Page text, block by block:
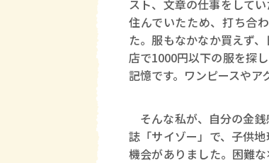
スト、文章の仕事をして
住んでいたため、打ち合
た。服もなかなか買えず
店で1000円以下の服を探
記憶です。ワンピースやア
そんな私が、自分の金
誌「サイゾー」で、子供
機会がありました。困難